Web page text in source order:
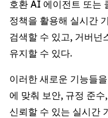
호환 AI 에이전트 또는
정책을 활용해 실시간
검색할 수 있고, 거버넌
유지할 수 있다.
이러한 새로운 기능들
에 맞춰 보안, 규정 준
신뢰할 수 있는 실시간